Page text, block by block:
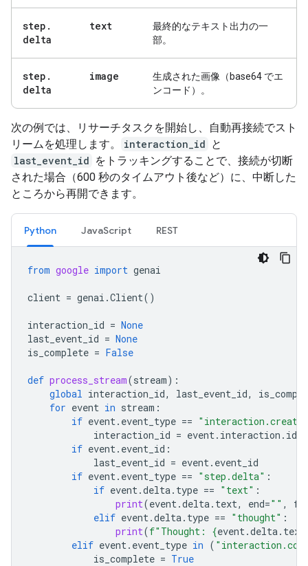
step .
delta
text
最終的なテキスト出力の一
部。
step .
delta
image
生成された画像（base64 でエ
ンコード）。
次の例では、リサーチタスクを開始し、自動再接続でスト
リームを処理します。
interaction_id と
last_event_id をトラッキングすることで、接続が切断
された場合（600 秒のタイムアウト後など）に、中断した
ところから再開できます。
Python JavaScript REST
from google import genai
client = genai .Client()
interaction_id = None
last_event_id = None
is_complete = False
def process_stream(stream):
global interaction_id, last_event_id,
for event in stream :
if event. event_type ==
interaction_id = event. interaction . id
if event. event_id :
last_event_id = event. event_id
if event. event_type == "step.delta" :
if event.delta. type == "text" :
print(event.delta. text, end="" ,
elif event.delta. type == "thought" :
print(f"Thought: {event.delta. text
elif event. event_type in (
is_complete = True